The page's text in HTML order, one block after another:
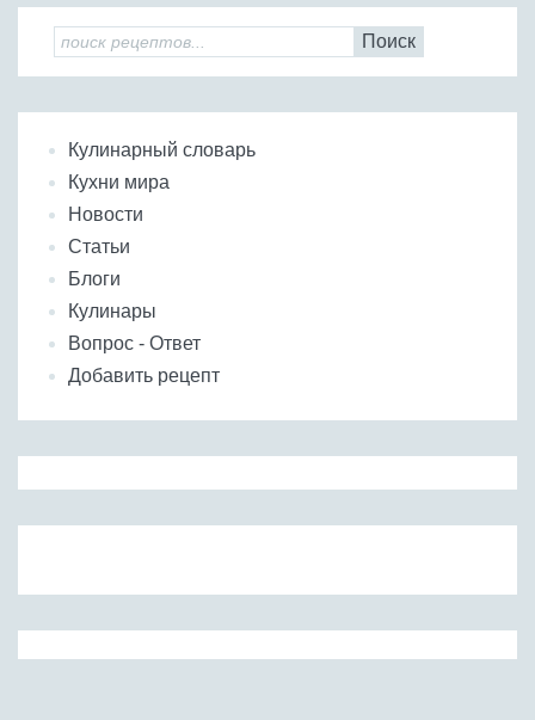
Поиск
Кулинарный словарь
Кухни мира
Новости
Статьи
Блоги
Кулинары
Вопрос - Ответ
Добавить рецепт